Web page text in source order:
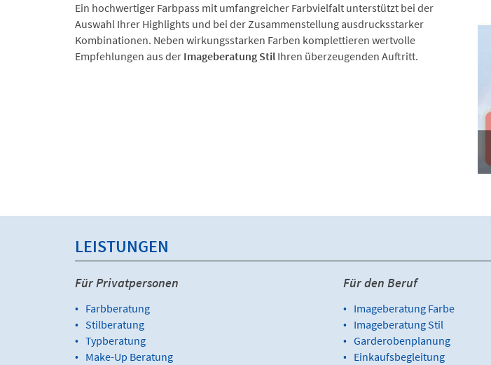
Ein hochwertiger Farbpass mit umfangreicher Farbvielfalt unterstützt bei der
Auswahl Ihrer Highlights und bei der Zusammenstellung ausdrucksstarker
Kombinationen. Neben wirkungsstarken Farben komplettieren wertvolle
Empfehlungen aus der Imageberatung Stil Ihren überzeugenden Auftritt.
LEISTUNGEN
Für Privatpersonen
Farbberatung
Stilberatung
Typberatung
Make-Up Beratung
Für den Beruf
Imageberatung Farbe
Imageberatung Stil
Garderobenplanung
Einkaufsbegleitung